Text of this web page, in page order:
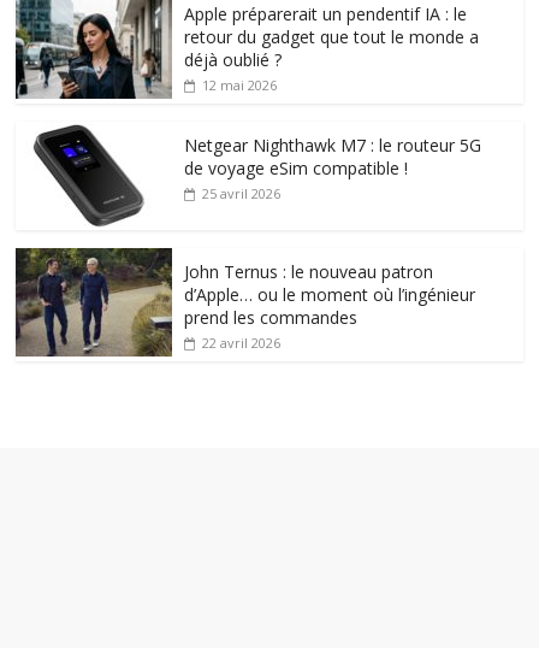
Apple préparerait un pendentif IA : le
retour du gadget que tout le monde a
déjà oublié ?
12 mai 2026
Netgear Nighthawk M7 : le routeur 5G
de voyage eSim compatible !
25 avril 2026
John Ternus : le nouveau patron
d’Apple… ou le moment où l’ingénieur
prend les commandes
22 avril 2026